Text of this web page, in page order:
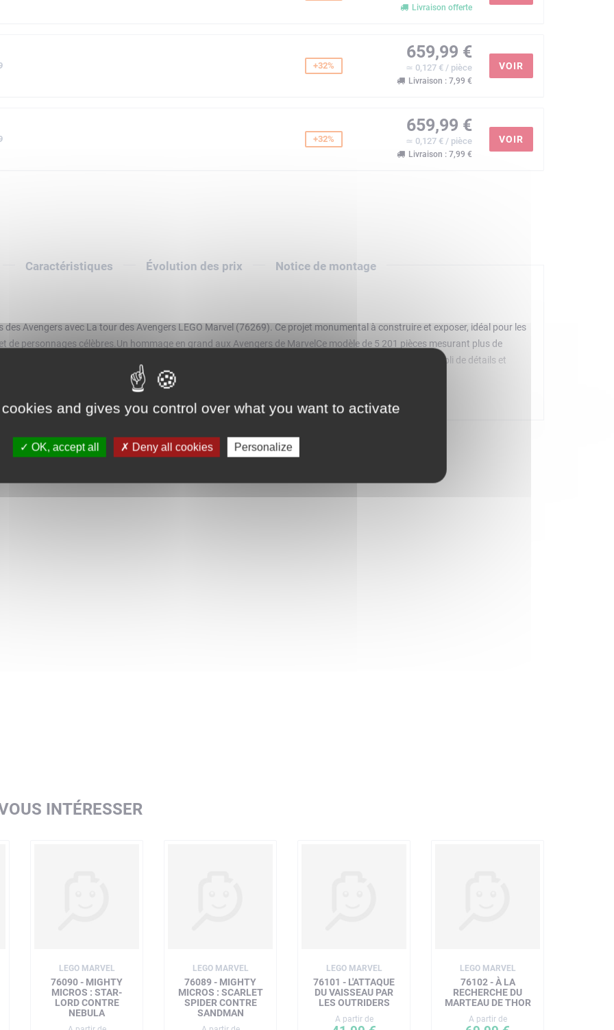
Livraison offerte
+32%
659,99 €
≃ 0,127 € / pièce
Livraison : 7,99 €
VOIR
+32%
659,99 €
≃ 0,127 € / pièce
Livraison : 7,99 €
VOIR
Caractéristiques Évolution des prix Notice de montage
Avengers avec La tour des Avengers LEGO Marvel (76269). Ce projet monumental à construire et exposer, idéal pour les
de personnages célèbres.Un hommage en grand aux Avengers de MarvelCe modèle de 5 201 pièces mesurant plus de
de l'univers Marvel. Une partie du bâtiment et le toit se soulèvent pour faciliter l'accès à l'intérieur, empli de détails et
un Quinjet et 2 croiseurs Chitauri sont prêts pour le combat. Pour plus de commodité, une version numérique des
LEGO Builder, et un livret papier est inclus dans la boîte.Une construction immersiveLes sets LEGO destinés aux
avec un bel objet de décoration à la clé.
Afficher la description complète
INTÉRESSER
LEGO MARVEL
76090 - MIGHTY
MICROS : STAR-
LORD CONTRE
NEBULA
LEGO MARVEL
76089 - MIGHTY
MICROS : SCARLET
SPIDER CONTRE
SANDMAN
LEGO MARVEL
76101 - L'ATTAQUE
DU VAISSEAU PAR
LES OUTRIDERS
A partir de
LEGO MARVEL
76102 - À LA
RECHERCHE DU
MARTEAU DE THOR
A partir de
and gives you control over what you want to activate
OK, accept all Deny all cookies Personalize